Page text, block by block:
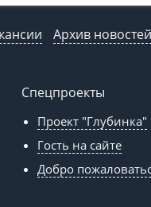
Архив новостей
Спецпроекты
Проект "Глубинка"
Гость на сайте
Добро